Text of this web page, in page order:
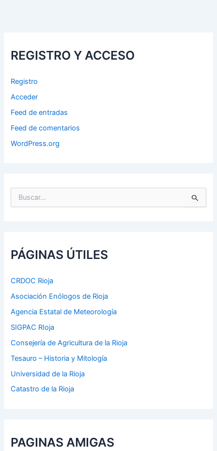
REGISTRO Y ACCESO
Registro
Acceder
Feed de entradas
Feed de comentarios
WordPress.org
p
o
:
PÁGINAS ÚTILES
CRDOC Rioja
Asociación Enólogos de Rioja
Agencia Estatal de Meteorología
SIGPAC RIoja
Consejería de Agricultura de la Rioja
Tesauro – Historia y Mitología
Universidad de la Rioja
Catastro de la Rioja
PAGINAS AMIGAS